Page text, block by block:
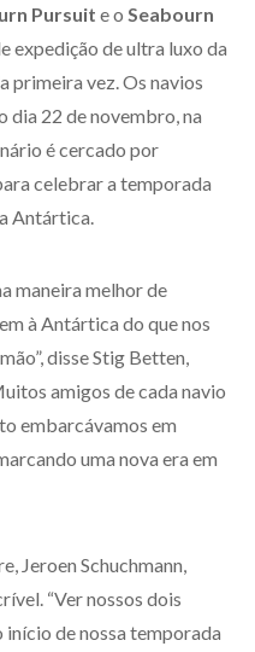
Pursuit e o Seabourn
expedição de ultra luxo da
primeira vez. Os navios
dia 22 de novembro, na
é cercado por
celebrar a temporada
Antártica.
maneira melhor de
à Antártica do que nos
disse Stig Betten,
amigos de cada navio
embarcávamos em
uma nova era em
Jeroen Schuchmann,
“Ver nossos dois
início de nossa temporada